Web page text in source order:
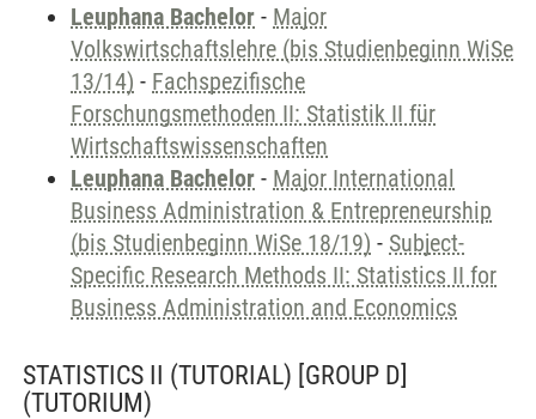
Leuphana Bachelor - Major
Volkswirtschaftslehre (bis Studienbeginn WiSe
13/14) - Fachspezifische
Forschungsmethoden II: Statistik II für
Wirtschaftswissenschaften
Leuphana Bachelor - Major International
Business Administration & Entrepreneurship
(bis Studienbeginn WiSe 18/19) - Subject-
Specific Research Methods II: Statistics II for
Business Administration and Economics
STATISTICS II (TUTORIAL) [GROUP D]
(TUTORIUM)